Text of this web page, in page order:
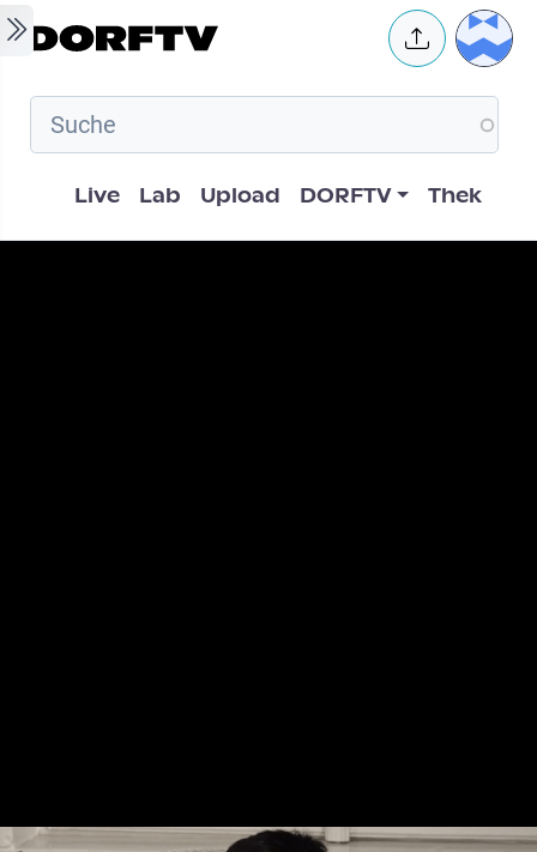
Skip to main content User
Hauptnavigation
Live Lab Upload DORFTV Thek